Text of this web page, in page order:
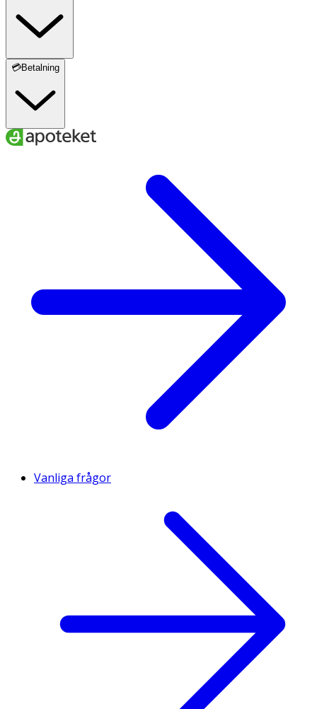
💳Betalning
Vanliga frågor